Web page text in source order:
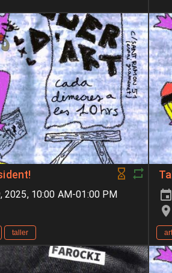
2025, 10:00 AM-01:00 PM
taller art